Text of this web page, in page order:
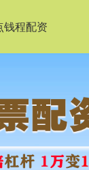
钱程配资